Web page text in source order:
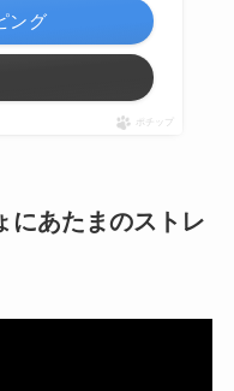
ング
ポチップ
にあたまのストレ